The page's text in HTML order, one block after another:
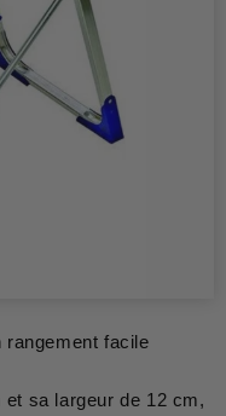
rangement facile
sa largeur de 12 cm,